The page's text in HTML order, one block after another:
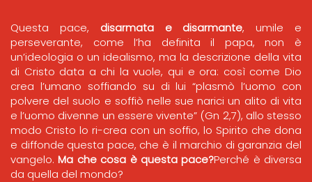
Questa pace, disarmata e disarmante, umile e
perseverante, come l’ha definita il papa, non è
un’ideologia o un idealismo, ma la descrizione della vita
di Cristo data a chi la vuole, qui e ora: così come Dio
crea l’umano soffiando su di lui “plasmò l’uomo con
polvere del suolo e soffiò nelle sue narici un alito di vita
e l’uomo divenne un essere vivente” (Gn 2,7), allo stesso
modo Cristo lo ri-crea con un soffio, lo Spirito che dona
e diffonde questa pace, che è il marchio di garanzia del
vangelo.Ma che cosa è questa pace?Perché è diversa
da quella del mondo?